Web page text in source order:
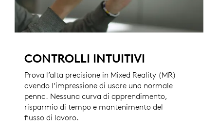
CONTROLLI INTUITIVI
Prova l’alta precisione in Mixed Reality (MR)
avendo l’impressione di usare una normale
penna. Nessuna curva di apprendimento,
risparmio di tempo e mantenimento del
flusso di lavoro.